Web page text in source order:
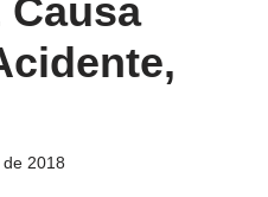
Causa
2018